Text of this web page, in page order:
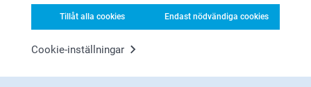
Tillåt alla cookies Endast nödvändiga cookies
Cookie-inställningar
Ange din e-postadress här